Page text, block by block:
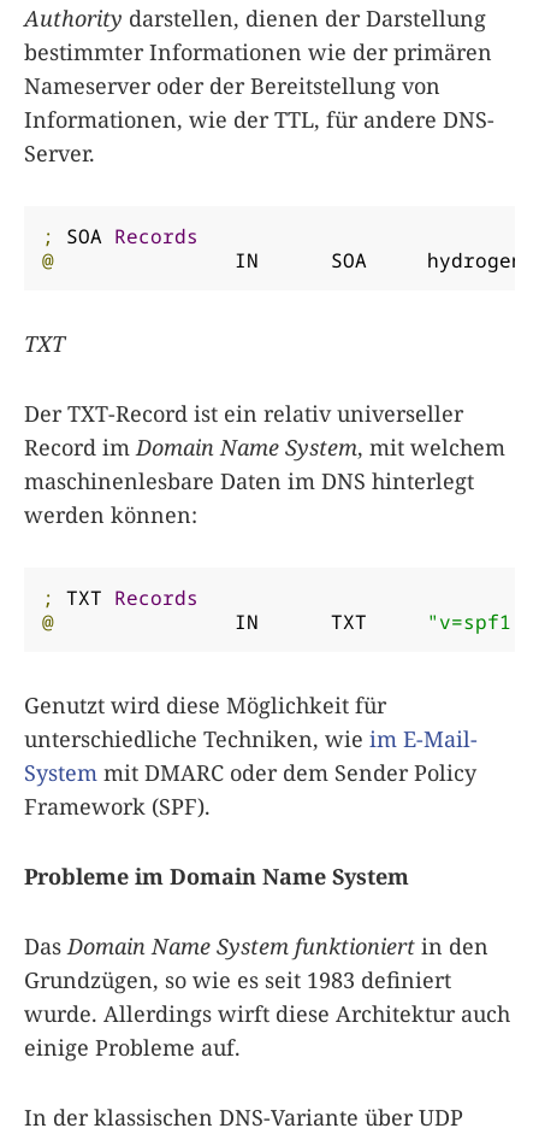
Authority darstellen, dienen der Darstellung
bestimmter Informationen wie der primären
Nameserver oder der Bereitstellung von
Informationen, wie der TTL, für andere DNS-
Server.
; SOA Records
@
		IN	SOA	hydrogen
TXT
Der TXT-Record ist ein relativ universeller
Record im Domain Name System, mit welchem
maschinenlesbare Daten im DNS hinterlegt
werden können:
; TXT Records
@
"v=spf1
Genutzt wird diese Möglichkeit für
unterschiedliche Techniken, wie im E-Mail-
System mit DMARC oder dem Sender Policy
Framework (SPF).
Probleme im Domain Name System
Das Domain Name System funktioniert in den
Grundzügen, so wie es seit 1983 definiert
wurde. Allerdings wirft diese Architektur auch
einige Probleme auf.
In der klassischen DNS-Variante über UDP